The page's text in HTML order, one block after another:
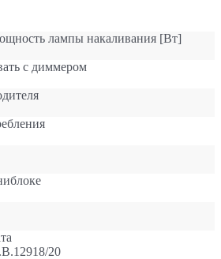
лампы накаливания [Вт]
с диммером
20